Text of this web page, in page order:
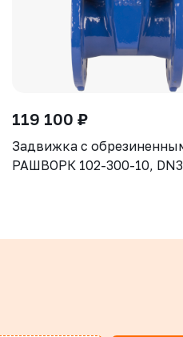
119 100 ₽
Задвижка с
РАШВОРК 102-300-10,